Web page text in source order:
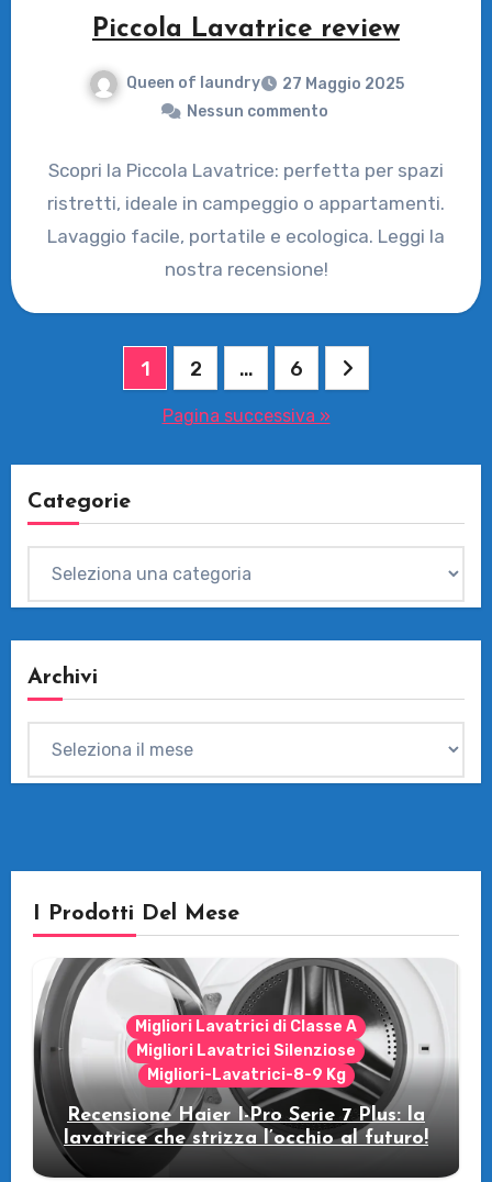
Piccola Lavatrice review
Queen of laundry
27 Maggio 2025
Nessun commento
Scopri la Piccola Lavatrice: perfetta per spazi
ristretti, ideale in campeggio o appartamenti.
Lavaggio facile, portatile e ecologica. Leggi la
nostra recensione!
Paginazione
articoli
1 2 … 6
Pagina successiva »
Categorie
Archivi
I Prodotti Del Mese
Migliori Lavatrici di Classe A
Migliori Lavatrici Silenziose
Migliori-Lavatrici-8-9 Kg
Recensione Haier I-Pro Serie 7 Plus: la
lavatrice che strizza l’occhio al futuro!